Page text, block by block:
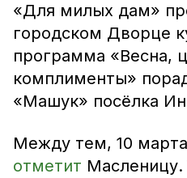
«Для милых дам»
городском Дворце
программа «Весна,
комплименты»
«Машук» посёлка
Между тем, 10
отметит